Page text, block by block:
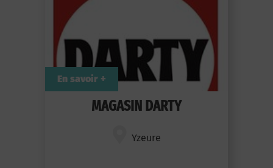
MAGASIN DARTY
Yzeure
En savoir +